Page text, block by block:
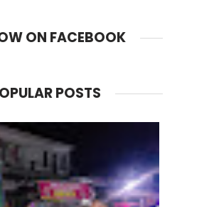
ON FACEBOOK
POSTS